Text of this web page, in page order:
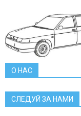
О НАС
СЛЕДУЙ ЗА НАМИ